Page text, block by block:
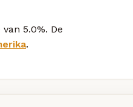
5.0%. De
.